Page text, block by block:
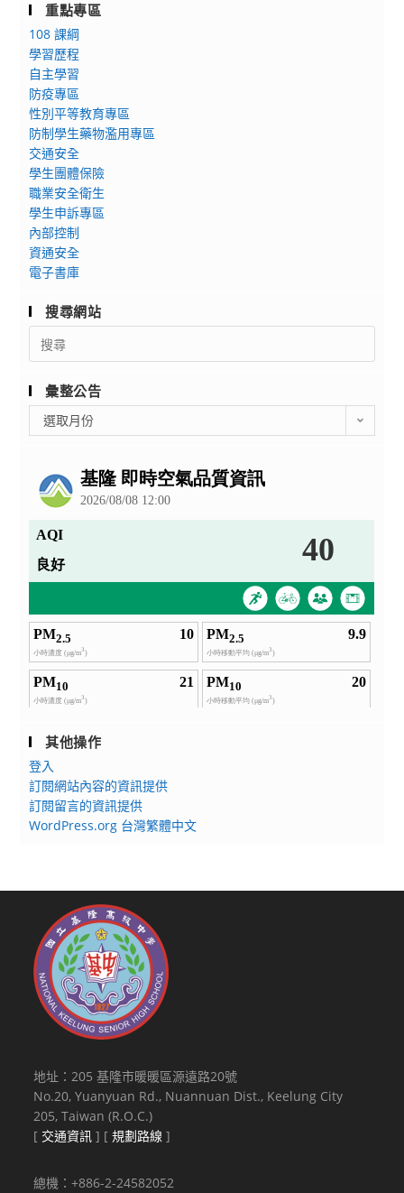
重點專區
108 課綱
學習歷程
自主學習
防疫專區
性別平等教育專區
防制學生藥物濫用專區
交通安全
學生團體保險
職業安全衛生
學生申訴專區
內部控制
資通安全
電子書庫
搜尋網站
Search
for:
彙整公告
整
選取月份
其他操作
登入
訂閱網站內容的資訊提供
訂閱留言的資訊提供
WordPress.org 台灣繁體中文
地址：205 基隆市暖暖區源遠路20號
No.20, Yuanyuan Rd., Nuannuan Dist., Keelung City
205, Taiwan (R.O.C.)
[ 交通資訊 ] [規劃路線 ]
總機：+886-2-24582052